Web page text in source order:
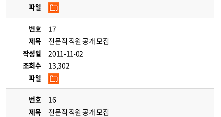
파일
번호
17
제목
전문직 직원 공개 모집
작성일
2011-11-02
조회수
13,302
파일
번호
16
제목
전문직 직원 공개 모집